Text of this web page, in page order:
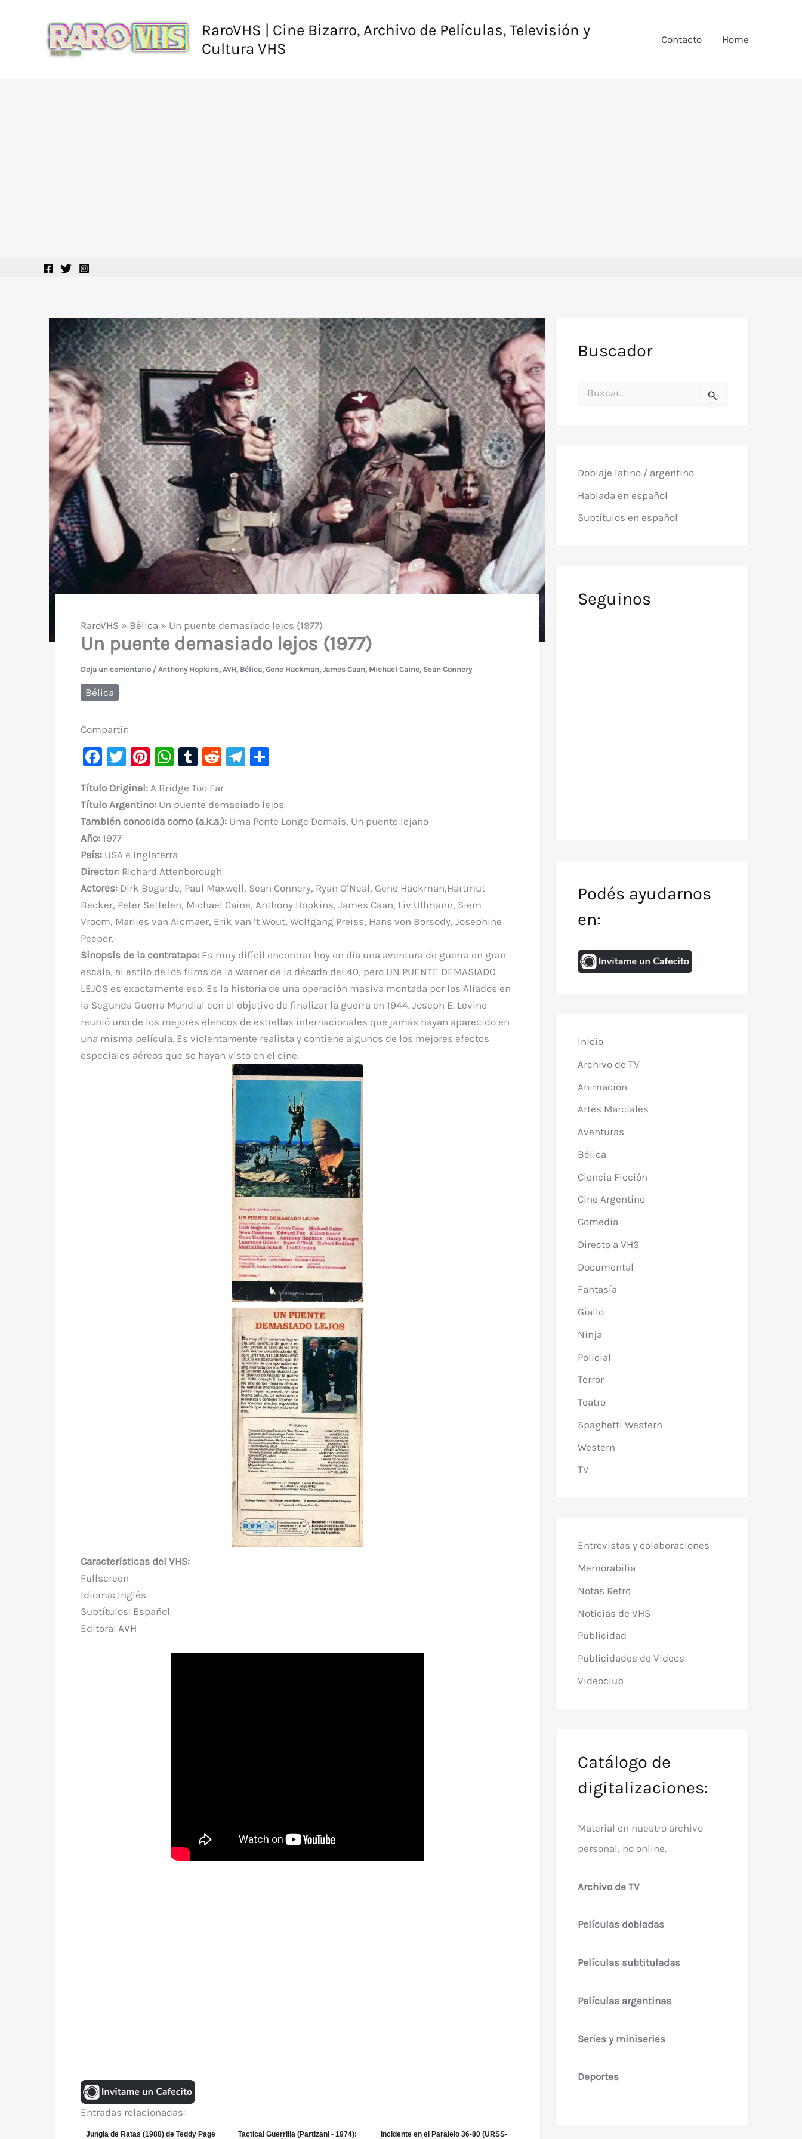
RaroVHS | Cine Bizarro, Archivo de Películas, Televisión y
Cultura VHS
Contacto Home
RaroVHS » Bélica » Un puente demasiado lejos (1977)
Un puente demasiado lejos (1977)
Deja un comentario / Anthony Hopkins, AVH, Bélica, Gene Hackman, James Caan, Michael Caine, Sean Connery
Bélica
Compartir:
F
c
e
b
o
o
k
T
it
te
Pi
er
e
W
at
s
p
p
T
m
bl
r
R
d
di
t
Te
a
C
p
Título Original: A Bridge Too Far
Título Argentino: Un puente demasiado lejos
También conocida como (a.k.a.): Uma Ponte Longe Demais, Un puente lejano
Año:1977
País:USA e Inglaterra
Director:Richard Attenborough
Actores:Dirk Bogarde, Paul Maxwell, Sean Connery, Ryan O’Neal, Gene Hackman,Hartmut
Becker, Peter Settelen, Michael Caine, Anthony Hopkins, James Caan, Liv Ullmann, Siem
Vroom, Marlies van Alcmaer, Erik van ‘t Wout, Wolfgang Preiss, Hans von Borsody, Josephine
Peeper.
Sinopsis de la contratapa: Es muy difícil encontrar hoy en día una aventura de guerra en gran
escala, al estilo de los films de la Warner de la década del 40, pero UN PUENTE DEMASIADO
LEJOS es exactamente eso. Es la historia de una operación masiva montada por los Aliados en
la Segunda Guerra Mundial con el objetivo de finalizar la guerra en 1944. Joseph E. Levine
reunió uno de los mejores elencos de estrellas internacionales que jamás hayan aparecido en
una misma película. Es violentamente realista y contiene algunos de los mejores efectos
especiales aéreos que se hayan visto en el cine.
Características del VHS:
Fullscreen
Idioma: Inglés
Subtítulos: Español
Editora: AVH
Entradas relacionadas:
Jungla de Ratas (1988) de Teddy Page
Tactical Guerrilla (Partizani - 1974):
Incidente en el Paralelo 36-80 (URSS-
Buscador
o
:
Doblaje latino / argentino
Hablada en español
Subtítulos en español
Seguinos
Podés ayudarnos
en:
Inicio
Archivo de TV
Animación
Artes Marciales
Aventuras
Bélica
Ciencia Ficción
Cine Argentino
Comedia
Directo a VHS
Documental
Fantasía
Giallo
Ninja
Policial
Terror
Teatro
Spaghetti Western
Western
TV
Entrevistas y colaboraciones
Memorabilia
Notas Retro
Noticias de VHS
Publicidad
Publicidades de Videos
Videoclub
Catálogo de
digitalizaciones:
Material en nuestro archivo
personal, no online.
Archivo de TV
Películas dobladas
Películas subtituladas
Películas argentinas
Series y miniseries
Deportes